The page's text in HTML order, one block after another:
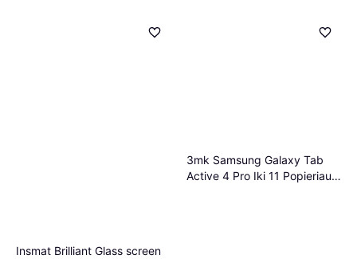
Insmat Brilliant Glass screen
3mk Samsung Galaxy Tab
Active 4 Pro Iki 11 Popieriaus